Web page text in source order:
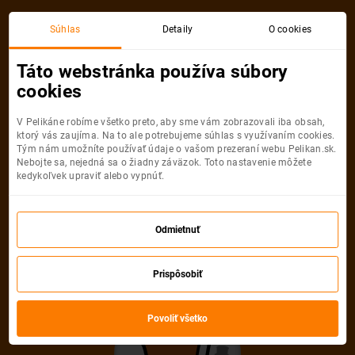
Detail pobytu
Ups! Tento pobyt
nemožno nájsť
Pelikán sa veľmi snažil, ale uvedenú
ponuku nevie nájsť. Možno, že je
neaktuálna alebo uvedená URL adresa
nie je správna.
Súhlas Detaily O cookies
Táto webstránka používa súbory
cookies
V Pelikáne robíme všetko preto, aby sme vám zobrazovali iba obsah,
ktorý vás zaujíma. Na to ale potrebujeme súhlas s využívaním cookies.
Tým nám umožníte používať údaje o vašom prezeraní webu Pelikan.sk.
Nebojte sa, nejedná sa o žiadny záväzok. Toto nastavenie môžete
kedykoľvek upraviť alebo vypnúť.
Odmietnuť
Prispôsobiť
Povoliť všetko